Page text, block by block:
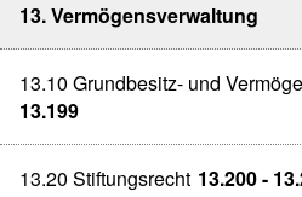
13. Vermögensverwaltung
13.10 Grundbesitz- und
13.199
13.20 Stiftungsrecht 13.200 -